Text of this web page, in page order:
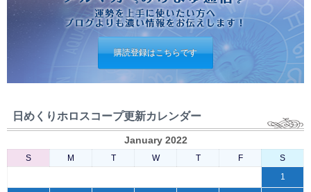
購読登録はこちらです
日めくりホロスコープ更新カレンダー
January 2022
S M T W T F
S
1